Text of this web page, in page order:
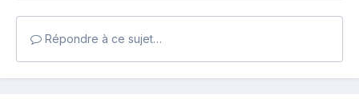
Répondre à ce sujet…